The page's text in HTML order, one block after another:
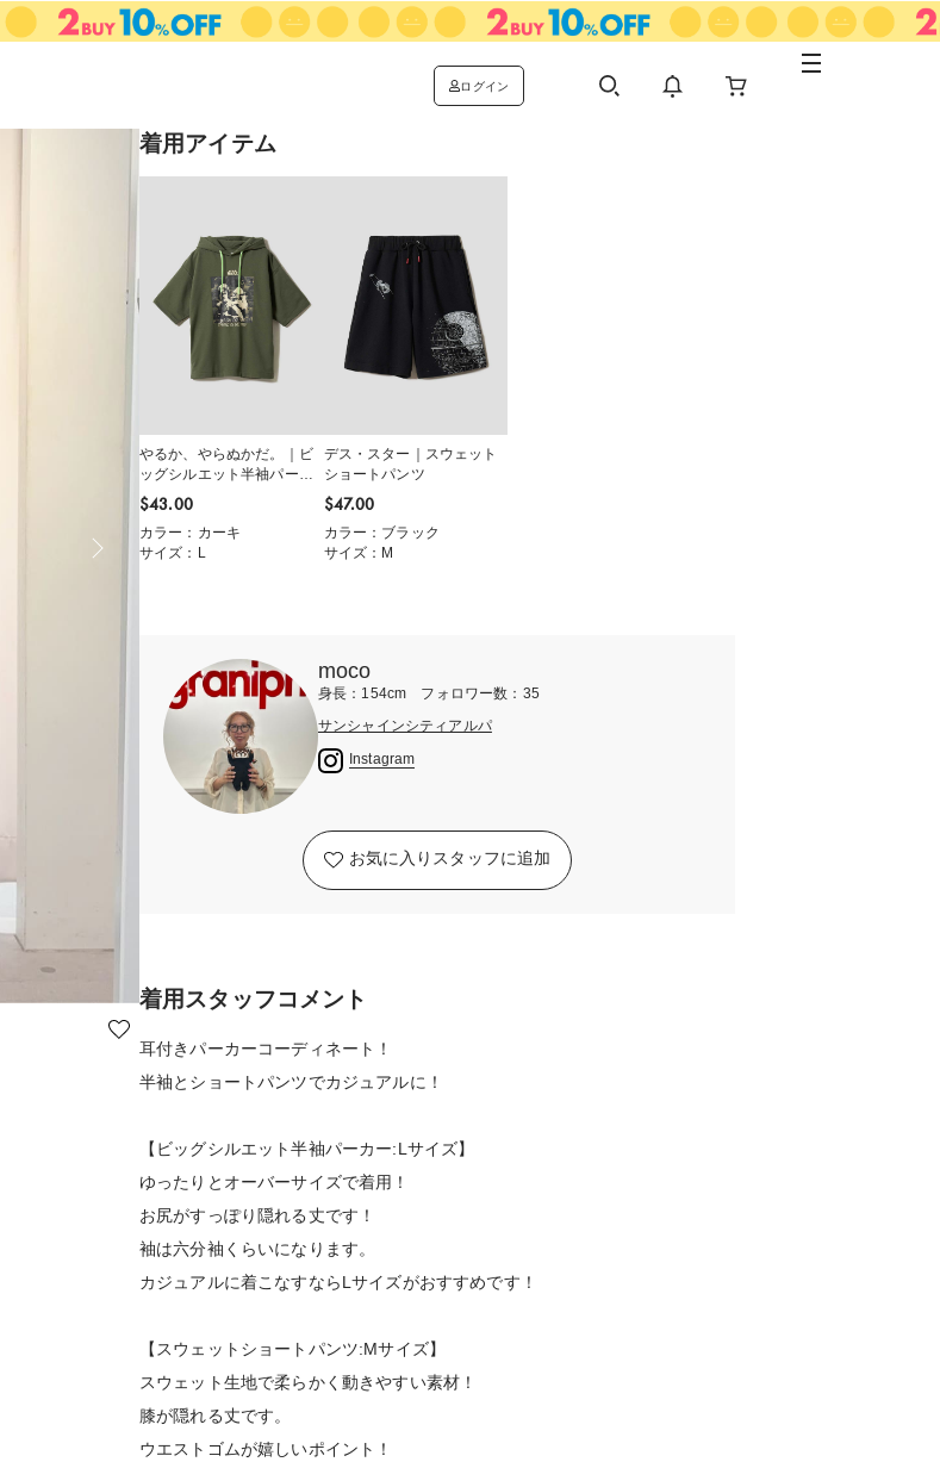
ログイン
着用アイテム
やるか、やらぬかだ。｜ビ
ッグシルエット半袖パーカ
ー
$‌43.00
カラー：カーキ
サイズ：L
デス・スター｜スウェット
ショートパンツ
$‌47.00
カラー：ブラック
サイズ：M
moco
身長：154cm フォロワー数：35
サンシャインシティアルパ
Instagram
お気に入りスタッフに追加
着用スタッフコメント
耳付きパーカーコーディネート！
半袖とショートパンツでカジュアルに！
【ビッグシルエット半袖パーカー:Lサイズ】
ゆったりとオーバーサイズで着用！
お尻がすっぽり隠れる丈です！
袖は六分袖くらいになります。
カジュアルに着こなすならLサイズがおすすめです！
【スウェットショートパンツ:Mサイズ】
スウェット生地で柔らかく動きやすい素材！
膝が隠れる丈です。
ウエストゴムが嬉しいポイント！